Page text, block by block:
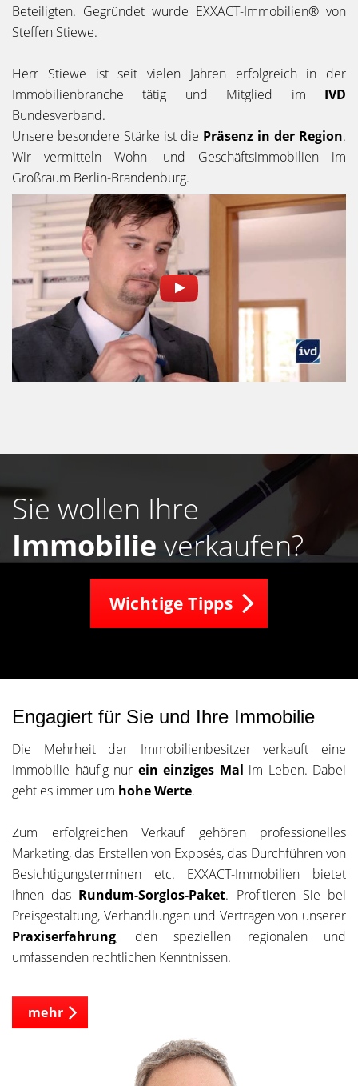
Beteiligten. Gegründet wurde EXXACT-Immobilien® von
Steffen Stiewe.
Herr Stiewe ist seit vielen Jahren erfolgreich in der
Immobilienbranche tätig und Mitglied im IVD
Bundesverband.
Unsere besondere Stärke ist die Präsenz in der Region.
Wir vermitteln Wohn- und Geschäftsimmobilien im
Großraum Berlin-Brandenburg.
Sie wollen Ihre
Immobilie verkaufen?
Wichtige Tipps
Engagiert für Sie und Ihre Immobilie
Die Mehrheit der Immobilienbesitzer verkauft eine
Immobilie häufig nur ein einziges Mal im Leben. Dabei
geht es immer um hohe Werte.
Zum erfolgreichen Verkauf gehören professionelles
Marketing, das Erstellen von Exposés, das Durchführen von
Besichtigungsterminen etc. EXXACT-Immobilien bietet
Ihnen das Rundum-Sorglos-Paket. Profitieren Sie bei
Preisgestaltung, Verhandlungen und Verträgen von unserer
Praxiserfahrung, den speziellen regionalen und
umfassenden rechtlichen Kenntnissen.
mehr